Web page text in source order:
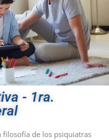
- 1ra.
filosofía de los psiquiatras